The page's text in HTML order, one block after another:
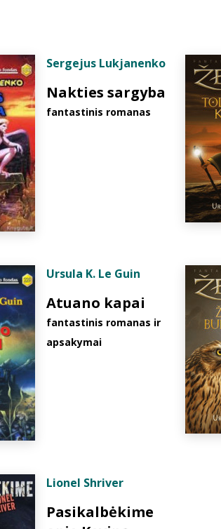
Sergejus Lukjanenko
Nakties sargyba
fantastinis romanas
Ursula K. Le Guin
Atuano kapai
fantastinis romanas ir
apsakymai
Lionel Shriver
Pasikalbėkime